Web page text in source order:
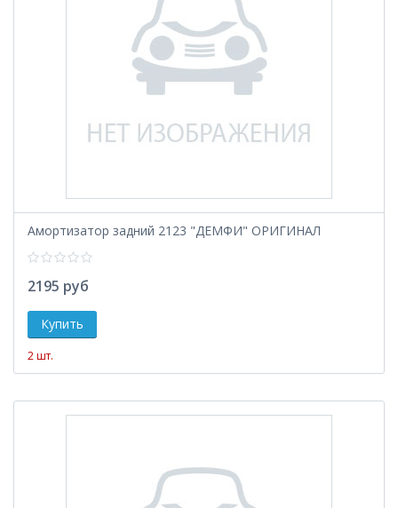
Амортизатор задний 2123 "ДЕМФИ" ОРИГИНАЛ
2195 руб
2 шт.